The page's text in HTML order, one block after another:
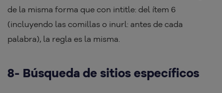
de la misma forma que con intitle: del ítem 6
(incluyendo las comillas o inurl: antes de cada
palabra), la regla es la misma.
8- Búsqueda de sitios específicos